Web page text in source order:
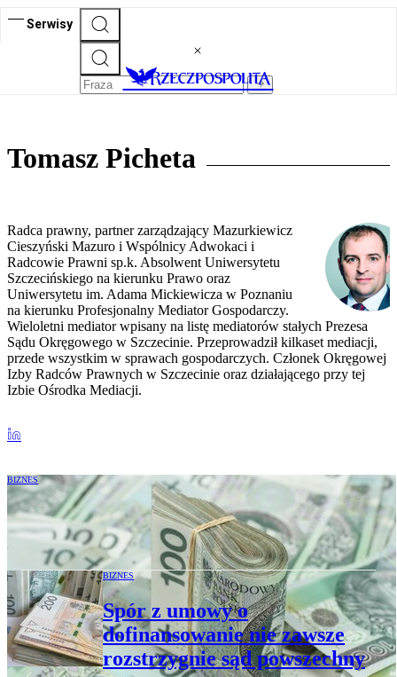
Serwisy
Tomasz Picheta
Radca prawny, partner zarządzający Mazurkiewicz
Cieszyński Mazuro i Wspólnicy Adwokaci i
Radcowie Prawni sp.k. Absolwent Uniwersytetu
Szczecińskiego na kierunku Prawo oraz
Uniwersytetu im. Adama Mickiewicza w Poznaniu
na kierunku Profesjonalny Mediator Gospodarczy.
Wieloletni mediator wpisany na listę mediatorów stałych Prezesa
Sądu Okręgowego w Szczecinie. Przeprowadził kilkaset mediacji,
przede wszystkim w sprawach gospodarczych. Członek Okręgowej
Izby Radców Prawnych w Szczecinie oraz działającego przy tej
Izbie Ośrodka Mediacji.
BIZNES
Spółka nie zwróciła dofinansowania. Czy
były prezes ma powód do obaw?
BIZNES
Spór z umowy o
dofinansowanie nie zawsze
rozstrzygnie sąd powszechny